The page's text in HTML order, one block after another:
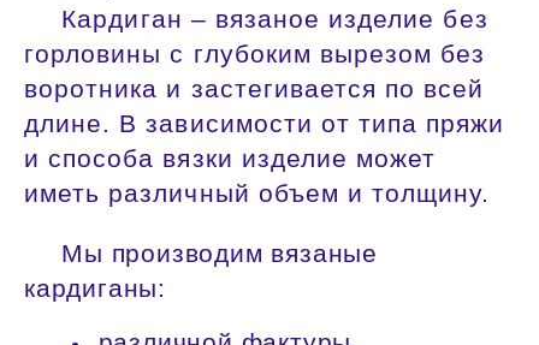
Кардиган – вязаное изделие без
горловины с глубоким вырезом без
воротника и застегивается по всей
длине. В зависимости от типа пряжи
и способа вязки изделие может
иметь различный объем и толщину.
Мы производим вязаные
кардиганы: